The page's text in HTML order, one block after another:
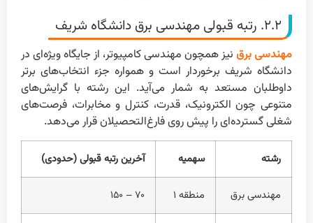
۲.۲. رتبه قبولی مهندسی برق دانشگاه شریف
مهندسی برق نیز همچون مهندسی کامپیوتر، از جایگاه ویژه‌ای در
دانشگاه شریف برخوردار است و همواره جزء انتخاب‌های برتر
داوطلبان مستعد به شمار می‌آید. این رشته با گرایش‌های
متنوعی چون الکترونیک، قدرت، کنترل و مخابرات، فرصت‌های
شغلی گسترده‌ای را پیش روی فارغ‌التحصیلان قرار می‌دهد.
رشته سهمیه آخرین رتبه قبولی (حدودی)
مهندسی برق منطقه ۱ ۷۰ – ۱۵۰